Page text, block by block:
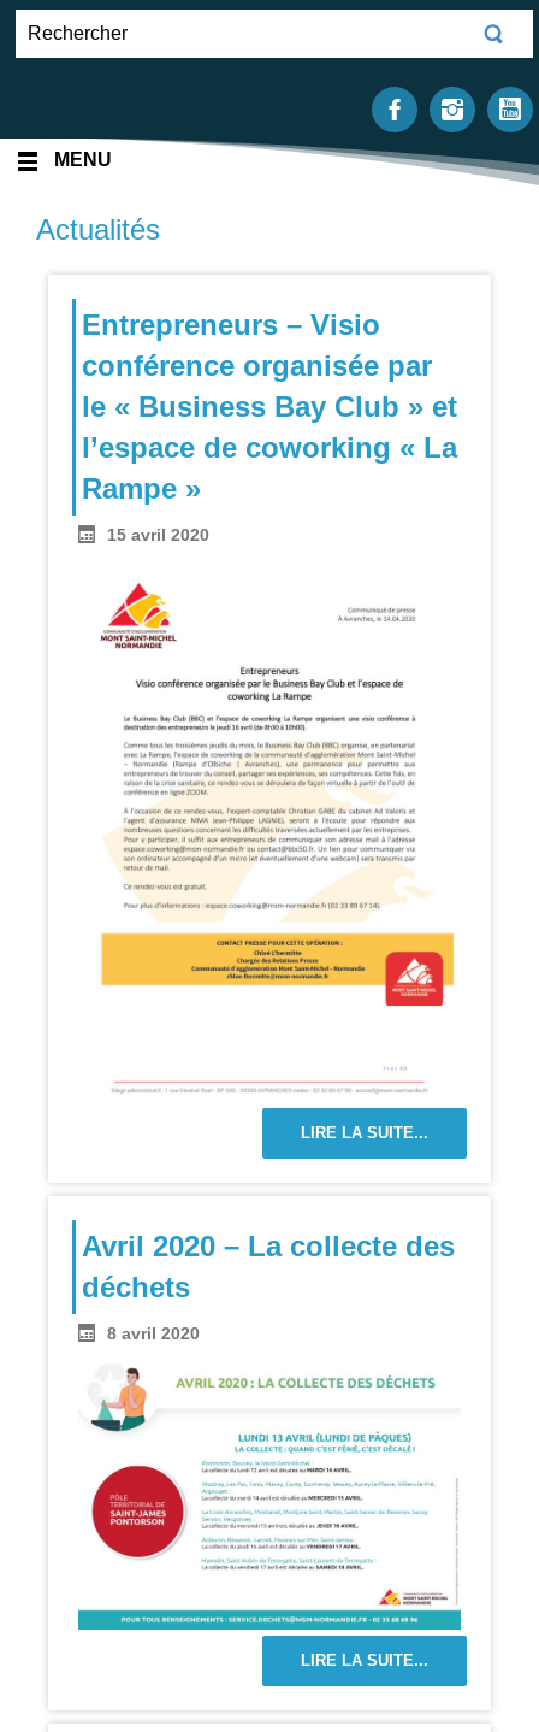
MENU
Actualités
Entrepreneurs – Visio
conférence organisée par
le « Business Bay Club » et
l’espace de coworking « La
Rampe »
15 avril 2020
LIRE LA SUITE...
Avril 2020 – La collecte des
déchets
8 avril 2020
LIRE LA SUITE...